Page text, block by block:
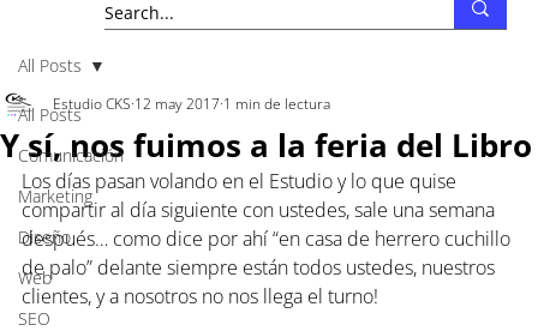
All Posts
Comunicación
Marketing
Diseño
Web
SEO
All Posts
Y sí, nos fuimos a la feria del Libro
Estudio CKS 12 may 2017 1 min de lectura
Los días pasan volando en el Estudio y lo que quise
compartir al día siguiente con ustedes, sale una semana
después… como dice por ahí “en casa de herrero cuchillo
de palo” delante siempre están todos ustedes, nuestros
clientes, y a nosotros no nos llega el turno!